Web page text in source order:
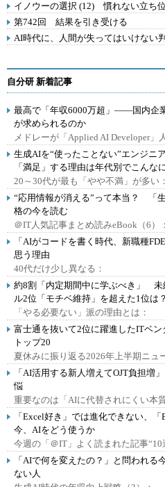
イノウーの選択 (12) 慣れない立ち
第742回 結果を引き受ける
AI時代に、人間が失ってはいけない
自分研 新着記事
最高で「年収6000万超」――国内企
が求められるのか
メドレーが「Applied AI Developer」
生成AIを“使ったことない”エンジ
「満足」する理由は年代別でこんな
20～30代が最も「やや不満」が多い：
“応用情報が消える”って本当？ 「
格の今を読む
＠IT人気記事まとめ読みeBook（6）：
「AIがコードを書く時代、新職種
思う理由
40代だけ少し異なる：
約8割「内定期間中に学ぶべき」 未
ル2位「モチベ維持」を超えた1位は？
「やる必要ない」派の理由とは：
富士通を抜いて2位に躍進したITベ
トップ20
夏休みに振り返る2026年上半期ニュ
「AI活用する新人増えてOJT負担
悩
重要なのは「AIに代替されにくい本
「Excel好き」では進化できない、
今、AIをどう使うか
今週の「＠IT」よく読まれた記事“10
「AIで何を変えたの？」と問われる
ない人